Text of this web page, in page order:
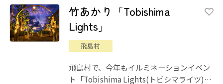
竹あかり「Tobishima
Lights」
飛島村
飛島村で、今年もイルミネーションイベン
ト「Tobishima Lights(トビシマライツ)」